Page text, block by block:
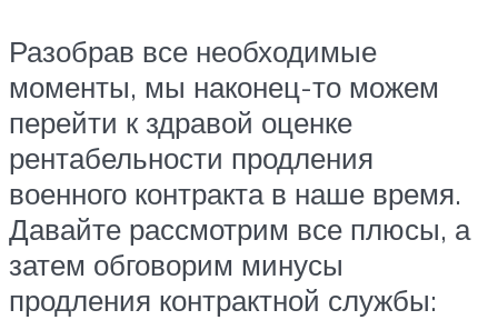
Разобрав все необходимые
моменты, мы наконец-то можем
перейти к здравой оценке
рентабельности продления
военного контракта в наше время.
Давайте рассмотрим все плюсы, а
затем обговорим минусы
продления контрактной службы: